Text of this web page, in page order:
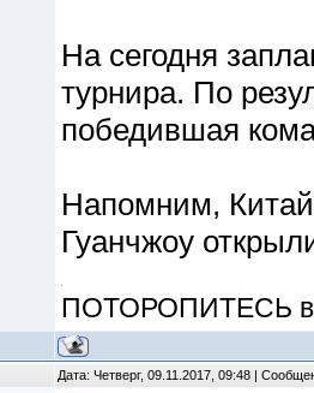
На сегодня
турнира. По
победившая
Напомним,
Гуанчжоу
ПОТОРОПИТЕСЬ
Дата: Четверг, 09.11.2017, 09:48 |